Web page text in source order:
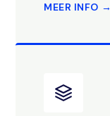
MEER INFO →